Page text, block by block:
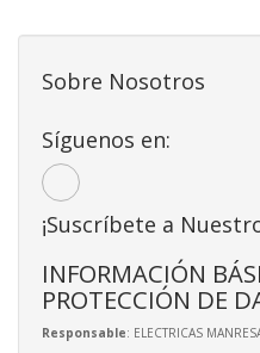
Sobre Nosotros
Síguenos en:
¡Suscríbete a
INFORMACIÓN
PROTECCIÓN DE
Responsable: ELECTRICAS